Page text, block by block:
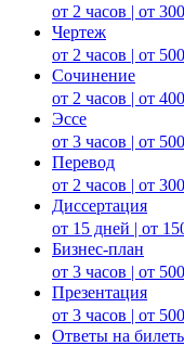
от 2 часов | от
Чертеж
от 2 часов | от
Сочинение
от 2 часов | от
Эссе
от 3 часов | от
Перевод
от 2 часов | от
Диссертация
от 15 дней | от
Бизнес-план
от 3 часов | от
Презентация
от 3 часов | от
Ответы на